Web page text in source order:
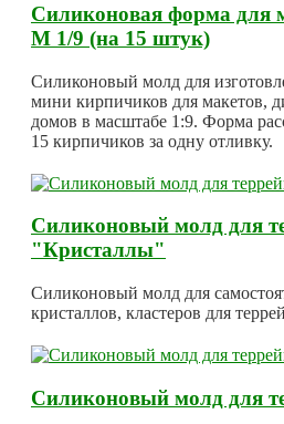
Силиконовая форма для
М 1/9 (на 15 штук)
Силиконовый молд для
мини кирпичиков для макетов,
домов в масштабе 1:9. Форма
15 кирпичиков за одну отливку.
Силиконовый молд для
"Кристаллы"
Силиконовый молд для
кристаллов, кластеров для
Силиконовый молд для